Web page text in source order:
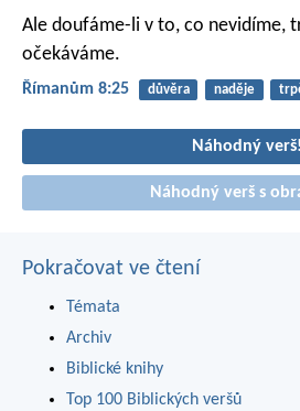
Ale doufáme-li v to, co nevidíme,
očekáváme.
Římanům 8:25 důvěra naděje
Náhodný verš!
Náhodný verš s
Pokračovat ve čtení
Témata
Archiv
Biblické knihy
Top 100 Biblických veršů